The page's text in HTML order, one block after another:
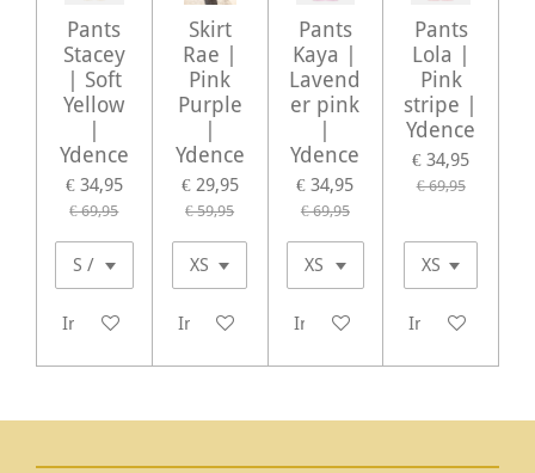
Pants
Stacey
| Soft
Yellow
Ydence
€ 34,95
€ 69,95
In winkelwagen
Skirt
Rae |
Pink
Purple
Ydence
€ 29,95
€ 59,95
In winkelwagen
Pants
Kaya |
Lavend
er pink
Ydence
€ 34,95
€ 69,95
In winkelwagen
Pants
Lola |
Pink
stripe |
Ydence
€ 34,95
€ 69,95
In winkelwagen